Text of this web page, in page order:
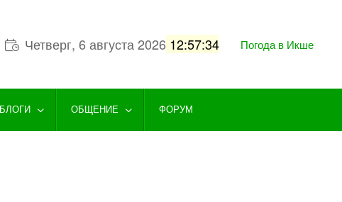
Четверг, 6 августа 2026 12:57:34 Погода в Икше
БЛОГИ ОБЩЕНИЕ ФОРУМ